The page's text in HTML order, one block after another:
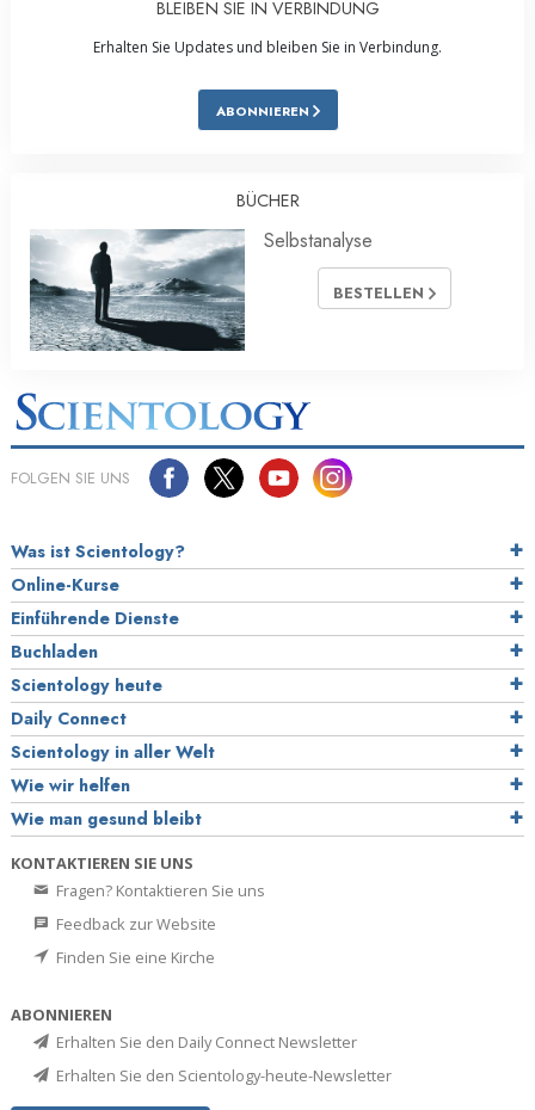
BLEIBEN SIE IN VERBINDUNG
Erhalten Sie Updates und bleiben Sie in Verbindung.
ABONNIEREN
BÜCHER
Selbstanalyse
BESTELLEN
FOLGEN SIE UNS
Was ist Scientology?
Online-Kurse
Einführende Dienste
Buchladen
Scientology heute
Daily Connect
Scientology in aller Welt
Wie wir helfen
Wie man gesund bleibt
KONTAKTIEREN SIE UNS
Fragen? Kontaktieren Sie uns
Feedback zur Website
Finden Sie eine Kirche
ABONNIEREN
Erhalten Sie den Daily Connect Newsletter
Erhalten Sie den Scientology-heute-Newsletter